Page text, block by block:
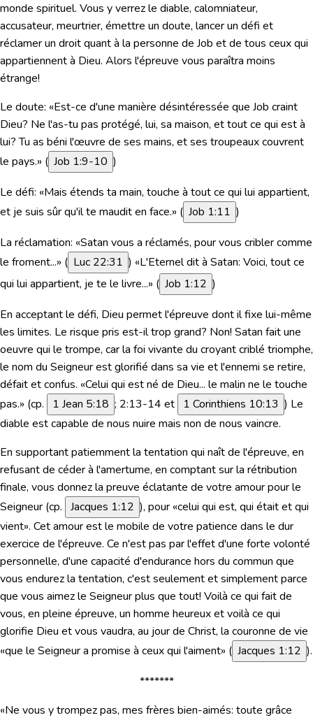
monde spirituel. Vous y verrez le diable, calomniateur,
accusateur, meurtrier, émettre un doute, lancer un défi et
réclamer un droit quant à la personne de Job et de tous ceux qui
appartiennent à Dieu. Alors l'épreuve vous paraîtra moins
étrange!
Le doute: «Est-ce d'une manière désintéressée que Job craint
Dieu? Ne l'as-tu pas protégé, lui, sa maison, et tout ce qui est à
lui? Tu as béni l'œuvre de ses mains, et ses troupeaux couvrent
le pays.» ( Job 1:9-10 )
Le défi: «Mais étends ta main, touche à tout ce qui lui appartient,
et je suis sûr qu'il te maudit en face.» ( Job 1:11 )
La réclamation: «Satan vous a réclamés, pour vous cribler comme
le froment...» ( Luc 22:31 ) «L'Eternel dit à Satan: Voici, tout ce
qui lui appartient, je te le livre...» ( Job 1:12 )
En acceptant le défi, Dieu permet l'épreuve dont il fixe lui-même
les limites. Le risque pris est-il trop grand? Non! Satan fait une
oeuvre qui le trompe, car la foi vivante du croyant criblé triomphe,
le nom du Seigneur est glorifié dans sa vie et l'ennemi se retire,
défait et confus. «Celui qui est né de Dieu... le malin ne le touche
pas.» (cp.
1 Jean 5:18 ; 2:13-14 et 1 Corinthiens 10:13 ) Le
diable est capable de nous nuire mais non de nous vaincre.
En supportant patiemment la tentation qui naît de l'épreuve, en
refusant de céder à l'amertume, en comptant sur la rétribution
finale, vous donnez la preuve éclatante de votre amour pour le
Seigneur (cp. Jacques 1:12 ), pour «celui qui est, qui était et qui
vient». Cet amour est le mobile de votre patience dans le dur
exercice de l'épreuve. Ce n'est pas par l'effet d'une forte volonté
personnelle, d'une capacité d'endurance hors du commun que
vous endurez la tentation, c'est seulement et simplement parce
que vous aimez le Seigneur plus que tout! Voilà ce qui fait de
vous, en pleine épreuve, un homme heureux et voilà ce qui
glorifie Dieu et vous vaudra, au jour de Christ, la couronne de vie
«que le Seigneur a promise à ceux qui l'aiment» ( Jacques 1:12 ).
*******
«Ne vous y trompez pas, mes frères bien-aimés: toute grâce